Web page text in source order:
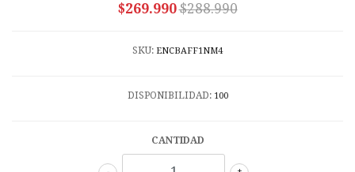
$269.990$288.990
SKU: ENCBAFF1NM4
DISPONIBILIDAD: 100
CANTIDAD